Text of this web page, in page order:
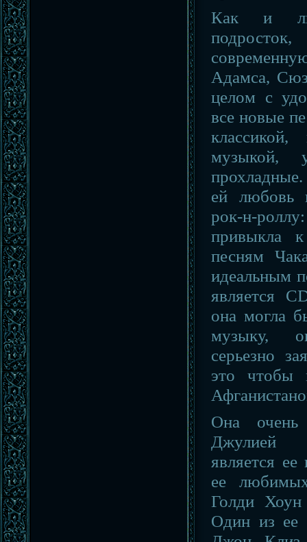
Как и
Адамса,
целом с
все новые
музыкой,
ей любовь
рок-н-
привыкла
песням
идеальным
является С
она могла
музыку,
серьезно
это чтобы
Она
Джулией
является
ее
Голди
Один из ее